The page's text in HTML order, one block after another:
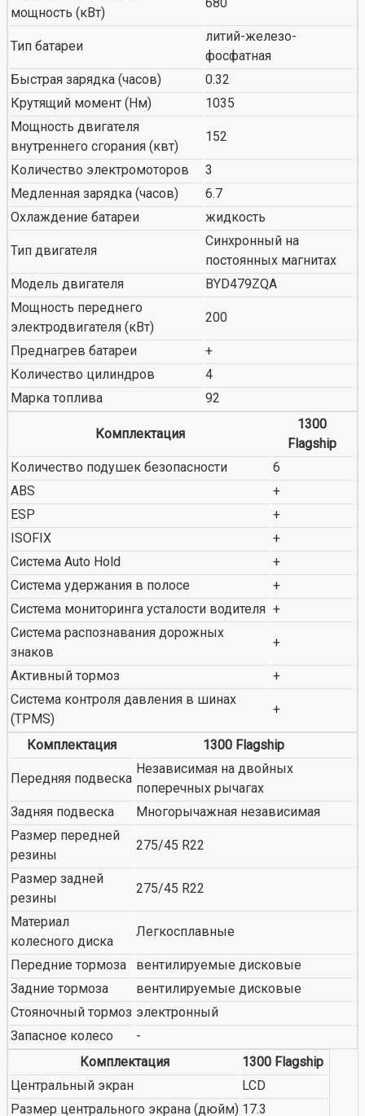
мощность (кВт)
Тип батареи
литий-железо-
фосфатная
Быстрая зарядка (часов)
0.32
Крутящий момент (Нм)
1035
Мощность двигателя
внутреннего сгорания (квт)
152
Количество электромоторов
3
Медленная зарядка (часов)
6.7
Охлаждение батареи
жидкость
Тип двигателя
Синхронный на
постоянных магнитах
Модель двигателя
BYD479ZQA
Мощность переднего
электродвигателя (кВт)
200
Преднагрев батареи
+
Количество цилиндров
4
Марка топлива
92
Комплектация
1300
Flagship
Количество подушек безопасности
6
ABS
+
ESP
+
ISOFIX
+
Система Auto Hold
+
Система удержания в полосе
+
Система мониторинга усталости водителя +
Система распознавания дорожных
знаков
+
Активный тормоз
+
Система контроля давления в шинах
(TPMS)
+
Комплектация 1300 Flagship
Передняя подвеска
Независимая на двойных
поперечных рычагах
Задняя подвеска
Многорычажная независимая
Размер передней
резины
275/45 R22
Размер задней
резины
275/45 R22
Материал
колесного диска
Легкосплавные
Передние тормоза
вентилируемые дисковые
Задние тормоза
вентилируемые дисковые
Стояночный тормоз электронный
Запасное колесо
-
Комплектация
1300 Flagship
Центральный экран
LCD
Размер центрального экрана (дюйм) 17.3